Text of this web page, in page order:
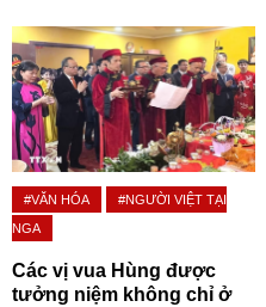
#VĂN HÓA
#NGƯỜI VIỆT TẠI
NGA
Các vị vua Hùng được
tưởng niệm không chỉ ở